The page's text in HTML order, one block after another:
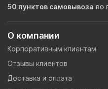
О компании
Корпоративным клиентам
Отзывы клиентов
Доставка и оплата
50 пунктов самовывоза во